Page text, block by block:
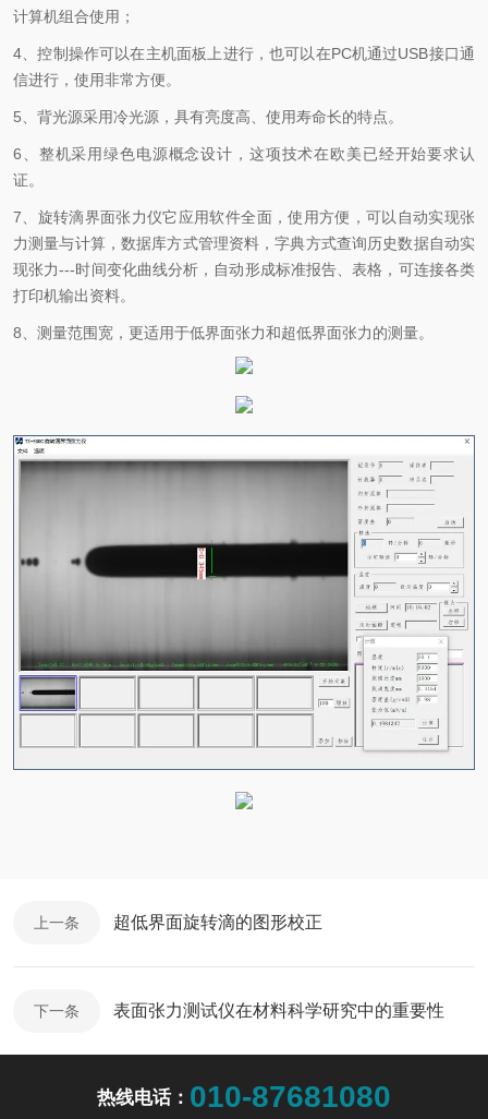
计算机组合使用；
4、控制操作可以在主机面板上进行，也可以在PC机通过USB接口通
信进行，使用非常方便。
5、背光源采用冷光源，具有亮度高、使用寿命长的特点。
6、整机采用绿色电源概念设计，这项技术在欧美已经开始要求认
证。
7、旋转滴界面张力仪它应用软件全面，使用方便，可以自动实现张
力测量与计算，数据库方式管理资料，字典方式查询历史数据自动实
现张力---时间变化曲线分析，自动形成标准报告、表格，可连接各类
打印机输出资料。
8、测量范围宽，更适用于低界面张力和超低界面张力的测量。
上一条 超低界面旋转滴的图形校正
下一条 表面张力测试仪在材料科学研究中的重要性
热线电话： 010-87681080